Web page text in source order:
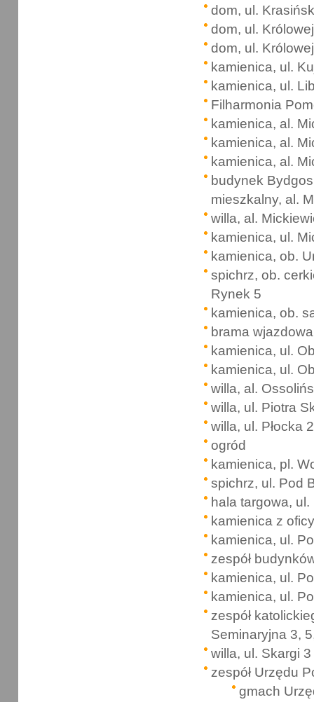
dom, ul.
dom, ul.
dom, ul.
kamienica, ul.
kamienica, ul.
Filharmonia
kamienica, al.
kamienica, al.
kamienica, al.
budynek
mieszkalny, al.
willa, al.
kamienica, ul.
kamienica, ob.
spichrz, ob.
Rynek 5
kamienica, ob.
brama wjazdowa
kamienica, ul.
kamienica, ul.
willa, al.
willa, ul. Piotra
willa, ul. Płocka 2
ogród
kamienica, pl.
spichrz, ul. Pod
hala targowa,
kamienica z
kamienica, ul.
zespół
kamienica, ul.
kamienica, ul.
zespół
Seminaryjna 3,
willa, ul. Skargi 3
zespół Urzędu
gmach